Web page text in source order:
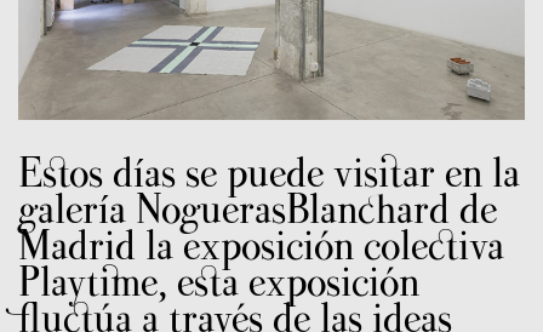
Estos días se puede visitar en la
galería NoguerasBlanchard de
Madrid la exposición colectiva
Playtime, esta exposición
fluctúa a través de las ideas